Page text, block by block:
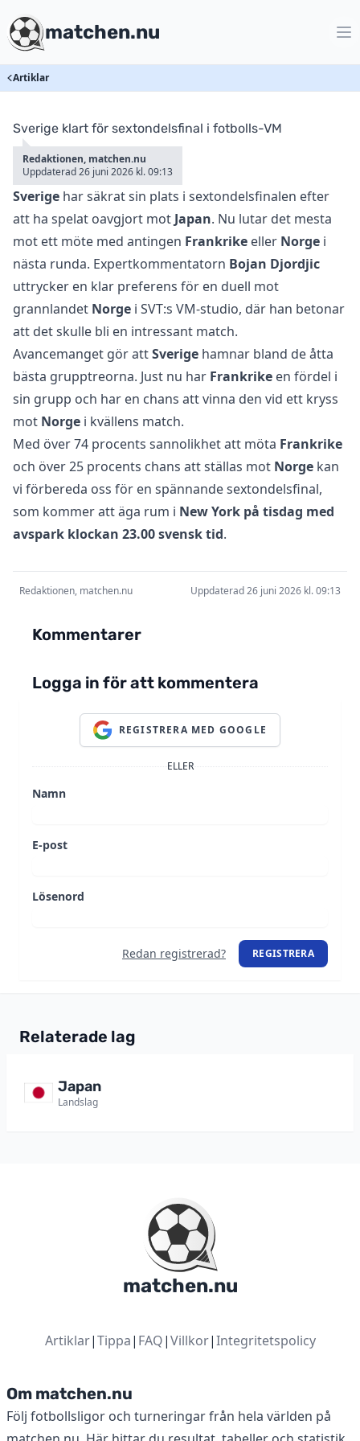
matchen.nu
Artiklar
Sverige klart för sextondelsfinal i fotbolls-VM
Redaktionen, matchen.nu
Uppdaterad 26 juni 2026 kl. 09:13
Sverige har säkrat sin plats i sextondelsfinalen efter
att ha spelat oavgjort mot Japan. Nu lutar det mesta
mot ett möte med antingen Frankrike eller Norge i
nästa runda. Expertkommentatorn Bojan Djordjic
uttrycker en klar preferens för en duell mot
grannlandet Norge i SVT:s VM-studio, där han betonar
att det skulle bli en intressant match.
Avancemanget gör attSverige hamnar bland de åtta
bästa grupptreorna. Just nu har Frankrike en fördel i
sin grupp och har en chans att vinna den vid ett kryss
mot Norge i kvällens match.
Med över 74 procents sannolikhet att möta Frankrike
och över 25 procents chans att ställas mot Norge kan
vi förbereda oss för en spännande sextondelsfinal,
som kommer att äga rum i New York på tisdag med
avspark klockan 23.00 svensk tid.
Redaktionen, matchen.nu Uppdaterad 26 juni 2026 kl. 09:13
Kommentarer
Logga in för att kommentera
REGISTRERA MED GOOGLE
ELLER
Namn
E-post
Lösenord
Redan registrerad? REGISTRERA
Relaterade lag
Japan
Landslag
matchen.nu
Artiklar|Tippa| FAQ|Villkor|Integritetspolicy
Om matchen.nu
Följ fotbollsligor och turneringar från hela världen på